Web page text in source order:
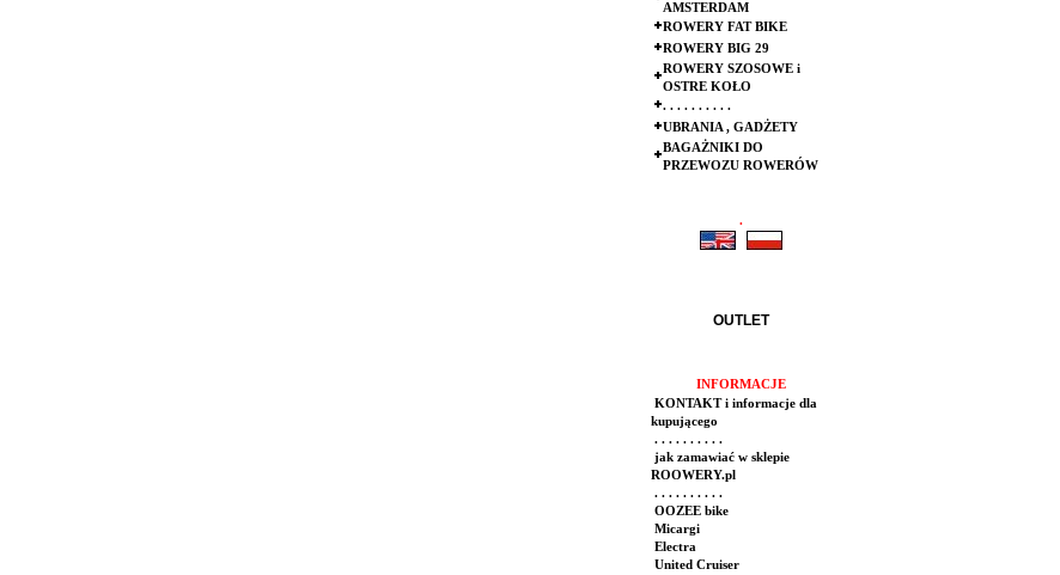
AMSTERDAM
ROWERY FAT BIKE
ROWERY BIG 29
ROWERY SZOSOWE i
OSTRE KOŁO
. . . . . . . . . .
UBRANIA , GADŻETY
BAGAŻNIKI DO
PRZEWOZU ROWERÓW
.
OUTLET
INFORMACJE
KONTAKT i informacje dla
kupującego
. . . . . . . . . .
jak zamawiać w sklepie
ROOWERY.pl
. . . . . . . . . .
OOZEE bike
Micargi
Electra
United Cruiser